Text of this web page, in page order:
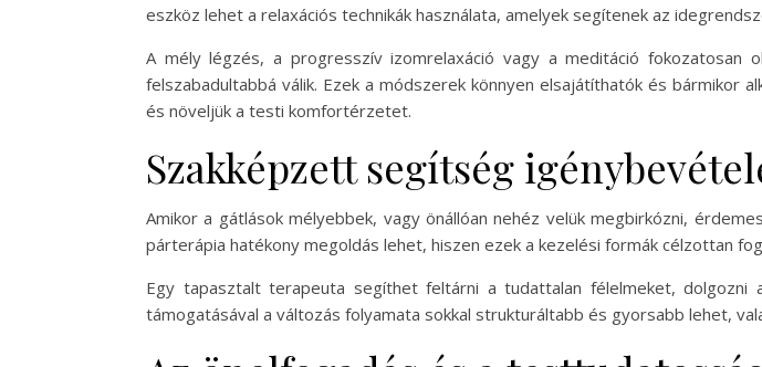
eszköz lehet a relaxációs technikák használata, amelyek segítenek az
A mély légzés, a progresszív izomrelaxáció vagy a meditáció
felszabadultabbá válik. Ezek a módszerek könnyen elsajátíthatók és bármikor
és növeljük a testi komfortérzetet.
Szakképzett segítség
Amikor a gátlások mélyebbek, vagy önállóan nehéz velük megbirkózni,
párterápia hatékony megoldás lehet, hiszen ezek a kezelési formák célzottan
Egy tapasztalt terapeuta segíthet feltárni a tudattalan félelmeket, dolgozni
támogatásával a változás folyamata sokkal strukturáltabb és gyorsabb lehet,